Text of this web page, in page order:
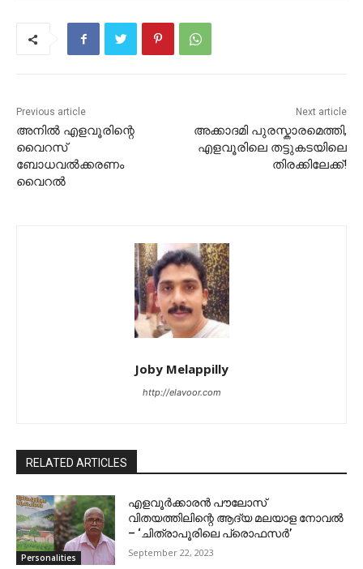
Previous article
അനിൽ എളവൂരിന്റെ
വൈറസ്
ബോധവൽക്കരണം
വൈറൽ
Next article
അക്കാദമി പുരസ്കാരമെത്തി,
എളവൂരിലെ തട്ടുകടയിലെ
തിരക്കിലേക്ക്!
Joby Melappilly
http://elavoor.com
RELATED ARTICLES
Personalities
എളവൂർക്കാരൻ പൗലോസ്
വിതയത്തിലിന്റെ ആദ്യ മലയാള നോവൽ
– ‘ചിത്രാപൂരിലെ പ്രൊഫസർ’
September 22, 2023